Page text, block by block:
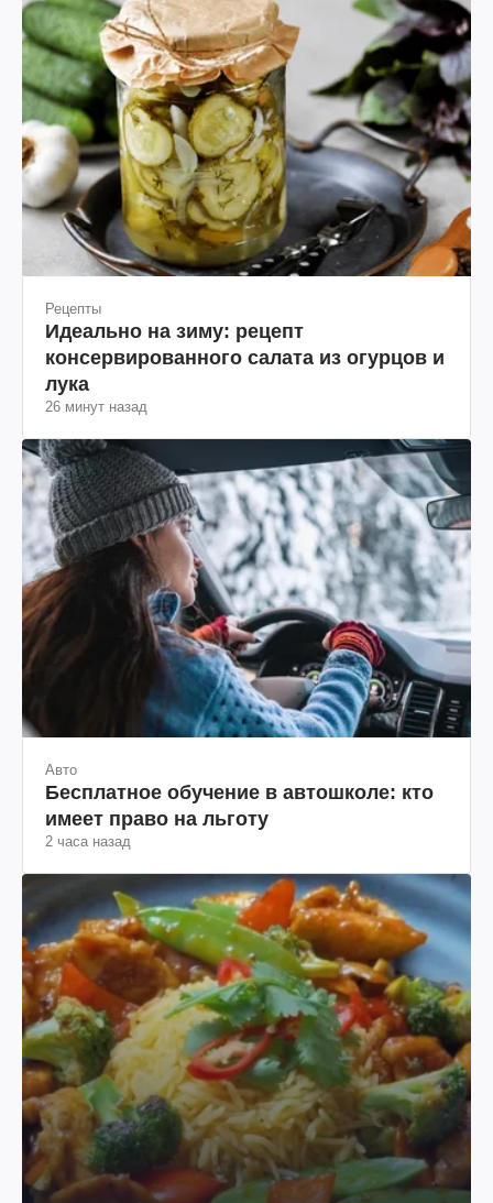
Рецепты
Идеально на зиму: рецепт
консервированного салата из огурцов и
лука
26 минут назад
Авто
Бесплатное обучение в автошколе: кто
имеет право на льготу
2 часа назад